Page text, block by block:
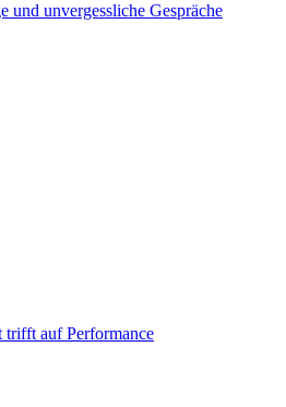
und unvergessliche Gespräche
auf Performance